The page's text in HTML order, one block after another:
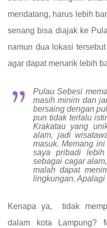
mendatang, harus lebih
senang bisa diajak ke
namun dua lokasi
agar dapat menarik lebih
Pulau Sebesi
masih minim dan
bersaing dengan
pun tidak terlalu
Krakatau yang
alam, jadi
masuk. Memang
saya pribadi
sebagai cagar
malah dapat
lingkungan.
Kenapa ya, tidak
dalam kota Lampung?